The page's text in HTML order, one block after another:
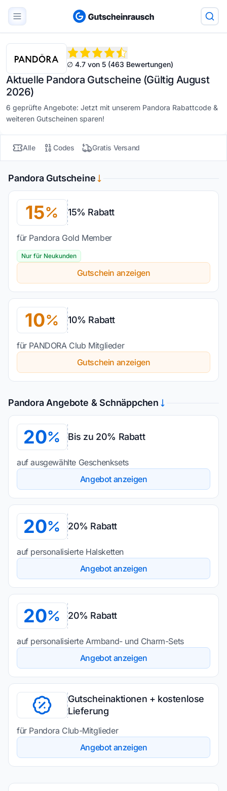
∅ 4.7 von 5 (463 Bewertungen)
Aktuelle Pandora Gutscheine (Gültig August
2026)
6 geprüfte Angebote: Jetzt mit unserem Pandora Rabattcode &
weiteren Gutscheinen sparen!
Alle Codes Gratis Versand
Pandora Gutscheine
15 15% Rabatt
für Pandora Gold Member
Nur für Neukunden
Gutschein anzeigen
10 10% Rabatt
für PANDORA Club Mitglieder
Gutschein anzeigen
Pandora Angebote & Schnäppchen
20 Bis zu 20% Rabatt
auf ausgewählte Geschenksets
Angebot anzeigen
20 20% Rabatt
auf personalisierte Halsketten
Angebot anzeigen
20 20% Rabatt
auf personalisierte Armband- und Charm-Sets
Angebot anzeigen
Gutscheinaktionen + kostenlose
Lieferung
für Pandora Club-Mitglieder
Angebot anzeigen